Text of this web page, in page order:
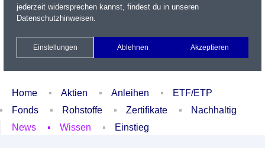
Xetra Realtime
Watchlist Portfolio Login
Home Aktien Anleihen
ETF/ETP
Fonds
Rohstoffe Zertifikate
Nachhaltig
News
Wissen Einstieg
jederzeit widersprechen kannst, findest du in unseren
Datenschutzhinweisen.
Einstellungen Ablehnen Akzeptieren